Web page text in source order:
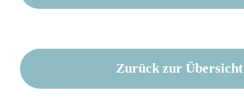
Zurück zur Übersicht